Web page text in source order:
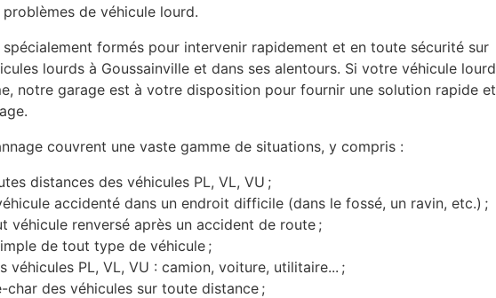
de véhicule lourd.
formés pour intervenir rapidement et en toute sécurité sur
lourds à Goussainville et dans ses alentours. Si votre véhicule lourd
notre garage est à votre disposition pour fournir une solution rapide et
couvrent une vaste gamme de situations, y compris :
distances des véhicules PL, VL, VU ;
accidenté dans un endroit difficile (dans le fossé, un ravin, etc.) ;
véhicule renversé après un accident de route ;
de tout type de véhicule ;
véhicules PL, VL, VU : camion, voiture, utilitaire... ;
des véhicules sur toute distance ;